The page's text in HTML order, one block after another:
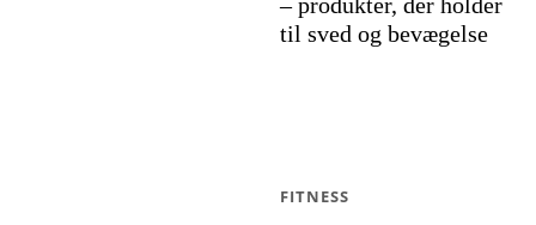
til sved og bevægelse
FITNESS